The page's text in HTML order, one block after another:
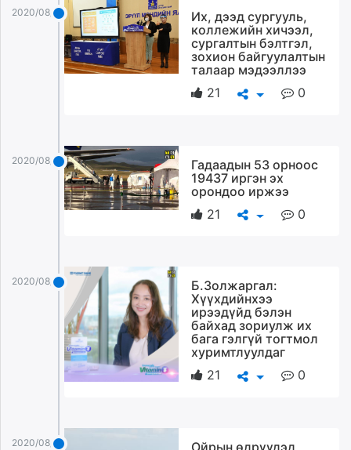
ikon.mn
Livetv.mn
Eguur.mn
ergelt.mn
zarig.mn
today.mn
unen.mn
shudarga.mn
shuurhai.mn
unuudur.mn
itoim.mn
2020/08/27
Их, дээд сургууль,
коллежийн хичээл,
сургалтын бэлтгэл,
зохион байгуулалтын
талаар мэдээллээ
21
0
2020/08/27
Гадаадын 53 орноос
19437 иргэн эх
орондоо иржээ
21
0
2020/08/27
Б.Золжаргал:
Хүүхдийнхээ
ирээдүйд бэлэн
байхад зориулж их
бага гэлгүй тогтмол
хуримтлуулдаг
21
0
2020/08/27
Ойрын өдрүүдэд